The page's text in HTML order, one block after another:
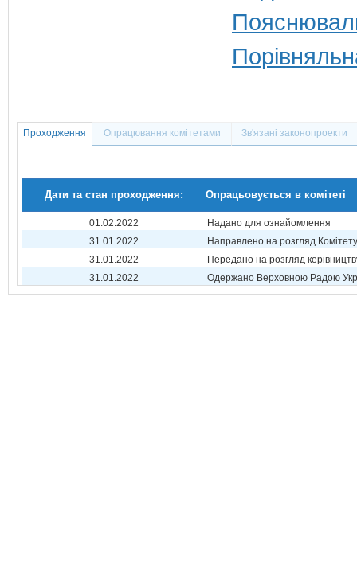
Проходження Опрацювання комітетами Зв'язані законопроекти
Дати та стан проходження: Опрацьовується в комітеті
01.02.2022
Надано для ознайомлення
31.01.2022
Направлено на розгляд Комітету
31.01.2022
Передано на розгляд
31.01.2022
Одержано Верховною Радою